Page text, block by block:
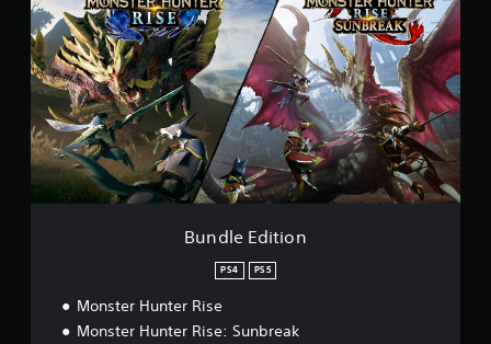
n
d
l
e
E
i
t
i
o
n
Bundle Edition
PS4 PS5
Monster Hunter Rise
Monster Hunter Rise: Sunbreak